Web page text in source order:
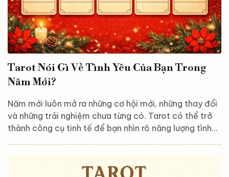
Tarot Nói Gì Về Tình Yêu Của Bạn Trong
Năm Mới?
Năm mới luôn mở ra những cơ hội mới, những thay đổi
và những trải nghiệm chưa từng có. Tarot có thể trở
thành công cụ tinh tế để bạn nhìn rõ năng lượng tình
đến bạn trong năm tới. Trải bài này gồm 3 lá, đại diện